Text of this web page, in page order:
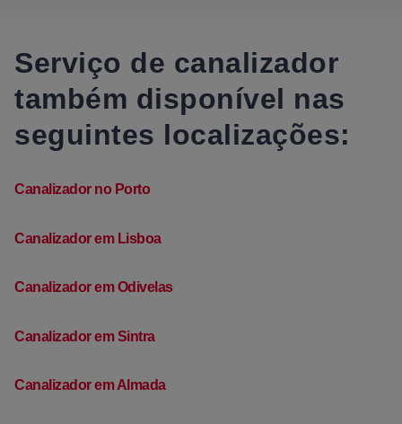
Serviço de canalizador
também disponível nas
seguintes localizações:
Canalizador no Porto
Canalizador em Lisboa
Canalizador em Odivelas
Canalizador em Sintra
Canalizador em Almada